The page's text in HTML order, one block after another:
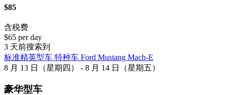
$85
含税费
$65 per day
3 天前搜索到
标准精英型车 特种车 Ford Mustang Mach-E
8 月 13 日（星期四） - 8 月 14 日（星期五）
豪华型车